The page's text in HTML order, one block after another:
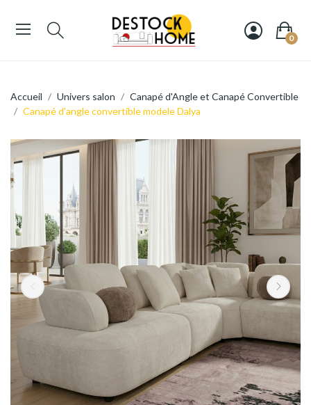
0
Accueil Univers salon
Canapé d'Angle et Canapé Convertible
Canapé d'angle convertible modele Dalya